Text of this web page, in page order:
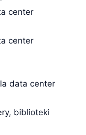
center
center
data center
biblioteki